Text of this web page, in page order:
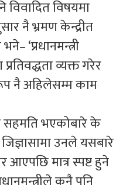
विषयमा
नै भ्रमण केन्द्रीत
‘प्रधानमन्त्री
व्यक्त गरेर
नै अहिलेसम्म काम
सहमति भएकोबारे के
उनले यसबारे
आएपछि मात्र स्पष्ट हुने